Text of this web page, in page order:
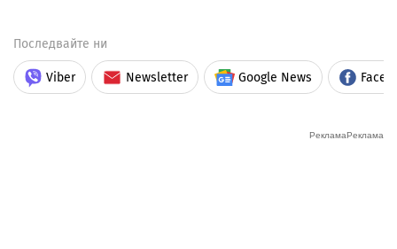
Последвайте ни
Viber Newsletter Google News